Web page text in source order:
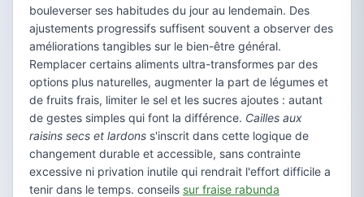
bouleverser ses habitudes du jour au lendemain. Des
ajustements progressifs suffisent souvent a observer des
améliorations tangibles sur le bien-être général.
Remplacer certains aliments ultra-transformes par des
options plus naturelles, augmenter la part de légumes et
de fruits frais, limiter le sel et les sucres ajoutes : autant
de gestes simples qui font la différence. Cailles aux
raisins secs et lardons s'inscrit dans cette logique de
changement durable et accessible, sans contrainte
excessive ni privation inutile qui rendrait l'effort difficile a
tenir dans le temps. conseils sur fraise rabunda